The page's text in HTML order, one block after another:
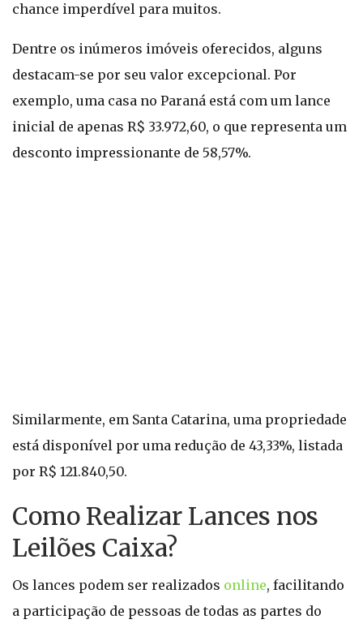
chance imperdível para muitos.
Dentre os inúmeros imóveis oferecidos, alguns
destacam-se por seu valor excepcional. Por
exemplo, uma casa no Paraná está com um lance
inicial de apenas R$ 33.972,60, o que representa um
desconto impressionante de 58,57%.
Similarmente, em Santa Catarina, uma propriedade
está disponível por uma redução de 43,33%, listada
por R$ 121.840,50.
Como Realizar Lances nos
Leilões Caixa?
Os lances podem ser realizados online, facilitando
a participação de pessoas de todas as partes do